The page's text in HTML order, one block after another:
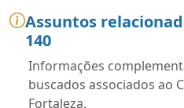
Assuntos
140
Informações
buscados associados ao
Fortaleza.